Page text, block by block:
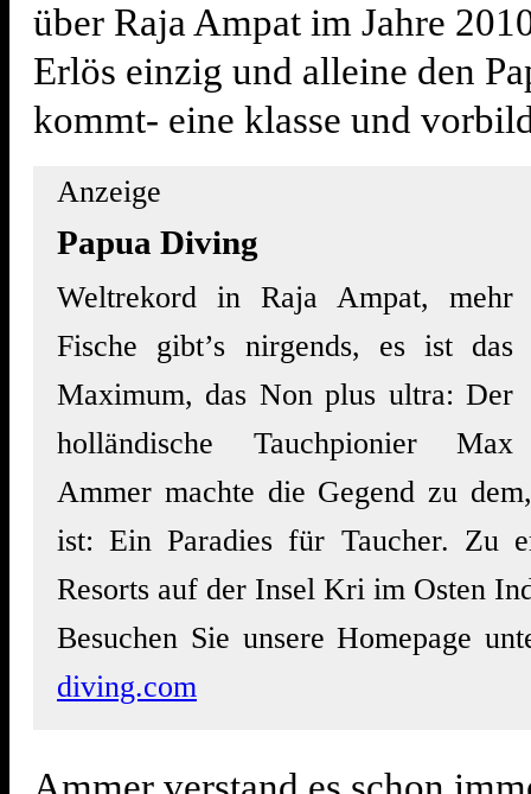
über Raja Ampat im Jahre
Erlös einzig und alleine den
kommt- eine klasse und
Anzeige
Papua Diving
Weltrekord in Raja Ampat, mehr
Fische gibt’s nirgends, es ist das
Maximum, das Non plus ultra: Der
holländische Tauchpionier Max
Ammer machte die Gegend zu
ist: Ein Paradies für Taucher. Zu
Resorts auf der Insel Kri im Osten
Besuchen Sie unsere Homepage
diving.com